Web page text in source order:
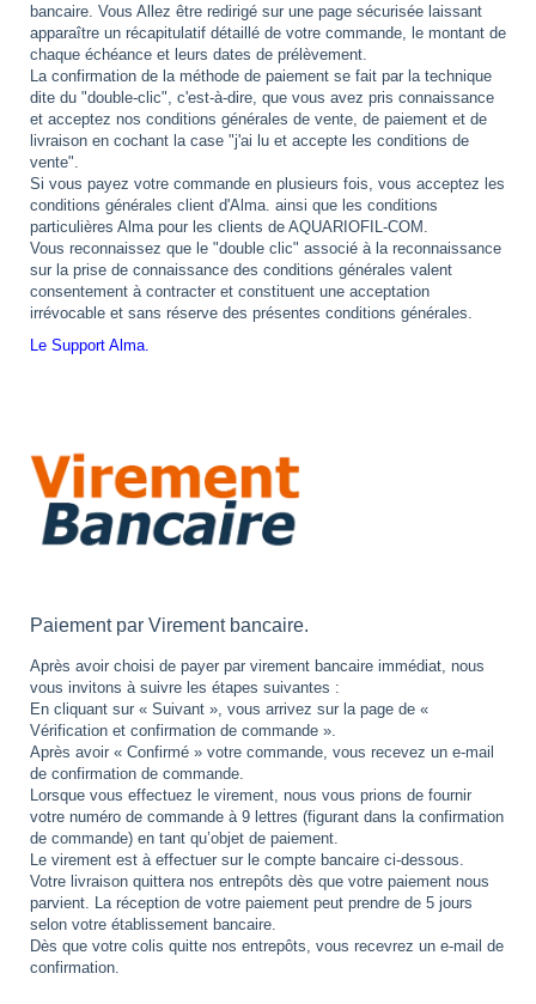
bancaire. Vous Allez être redirigé sur une page sécurisée laissant
apparaître un récapitulatif détaillé de votre commande, le montant de
chaque échéance et leurs dates de prélèvement.
La confirmation de la méthode de paiement se fait par la technique
dite du "double-clic", c'est-à-dire, que vous avez pris connaissance
et acceptez nos conditions générales de vente, de paiement et de
livraison en cochant la case "j'ai lu et accepte les conditions de
vente".
Si vous payez votre commande en plusieurs fois, vous acceptez les
conditions générales client d'Alma. ainsi que les conditions
particulières Alma pour les clients de AQUARIOFIL-COM.
Vous reconnaissez que le "double clic" associé à la reconnaissance
sur la prise de connaissance des conditions générales valent
consentement à contracter et constituent une acceptation
irrévocable et sans réserve des présentes conditions générales.
Le Support Alma.
Paiement par Virement bancaire.
Après avoir choisi de payer par virement bancaire immédiat, nous
vous invitons à suivre les étapes suivantes :
En cliquant sur « Suivant », vous arrivez sur la page de «
Vérification et confirmation de commande ».
Après avoir « Confirmé » votre commande, vous recevez un e-mail
de confirmation de commande.
Lorsque vous effectuez le virement, nous vous prions de fournir
votre numéro de commande à 9 lettres (figurant dans la confirmation
de commande) en tant qu’objet de paiement.
Le virement est à effectuer sur le compte bancaire ci-dessous.
Votre livraison quittera nos entrepôts dès que votre paiement nous
parvient. La réception de votre paiement peut prendre de 5 jours
selon votre établissement bancaire.
Dès que votre colis quitte nos entrepôts, vous recevrez un e-mail de
confirmation.